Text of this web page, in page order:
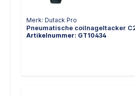
Merk: Dutack Pro
Pneumatische coilnageltacker
Artikelnummer: GT10434